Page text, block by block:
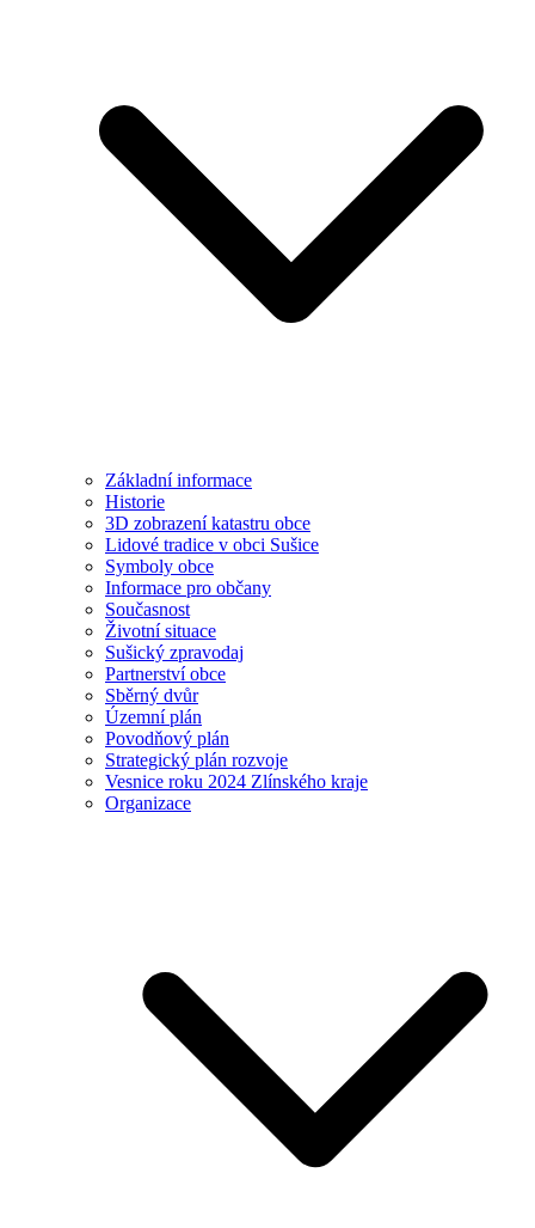
Základní informace
Historie
3D zobrazení katastru obce
Lidové tradice v obci Sušice
Symboly obce
Informace pro občany
Současnost
Životní situace
Sušický zpravodaj
Partnerství obce
Sběrný dvůr
Územní plán
Povodňový plán
Strategický plán rozvoje
Vesnice roku 2024 Zlínského kraje
Organizace